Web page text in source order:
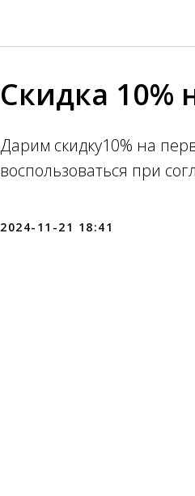
Скидка 10%
Дарим скидку10% на
воспользоваться при
2024-11-21 18:41